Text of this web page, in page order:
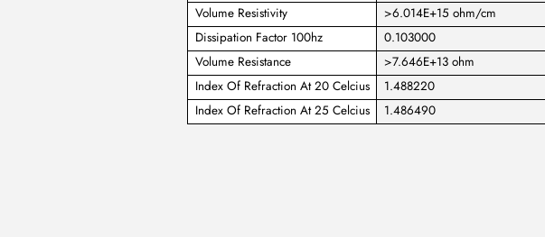
Volume Resistivity
>6.014E+15 ohm/cm
Dissipation Factor 100hz
0.103000
Volume Resistance
>7.646E+13 ohm
Index Of Refraction At 20 Celcius
1.488220
Index Of Refraction At 25 Celcius
1.486490